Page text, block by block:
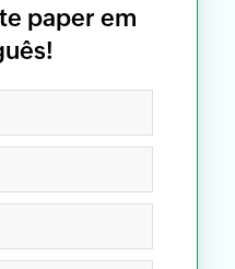
paper em